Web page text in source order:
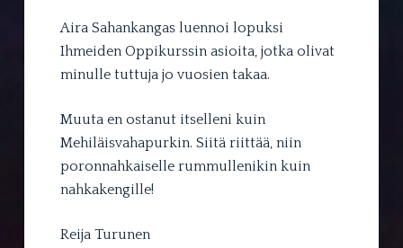
Aira Sahankangas luennoi lopuksi
Ihmeiden Oppikurssin asioita, jotka olivat
minulle tuttuja jo vuosien takaa.
Muuta en ostanut itselleni kuin
Mehiläisvahapurkin. Siitä riittää, niin
poronnahkaiselle rummullenikin kuin
nahkakengille!
Reija Turunen